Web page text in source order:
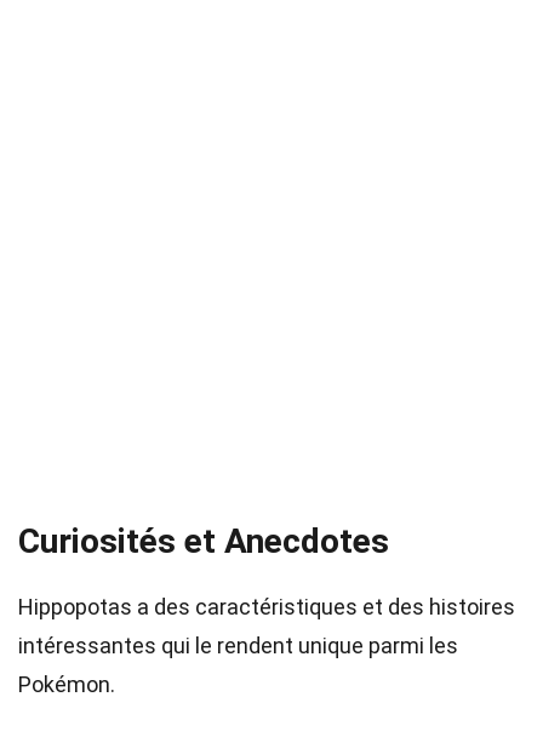
Curiosités et Anecdotes
Hippopotas a des caractéristiques et des histoires
intéressantes qui le rendent unique parmi les
Pokémon.